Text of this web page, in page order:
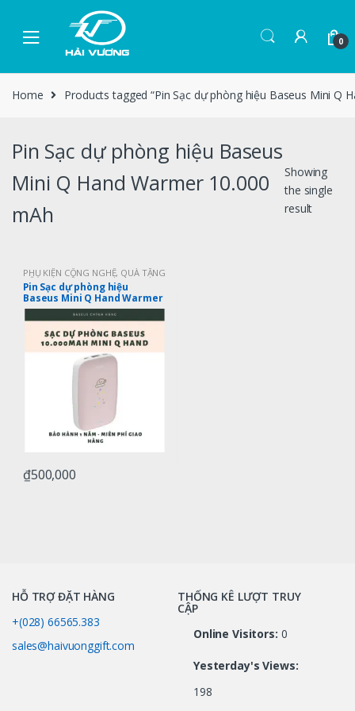
0
Home Products tagged “Pin Sạc dự phòng hiệu Baseus Mini Q
Pin Sạc dự phòng hiệu Baseus
Mini Q Hand Warmer 10.000
mAh
Showing
the single
result
PHỤ KIỆN CÔNG NGHỆ, QUÀ TẶNG
CÔNG NGHỆ
Pin Sạc dự phòng hiệu
Baseus Mini Q Hand Warmer
10.000 mAh
₫500,000
HỖ TRỢ ĐẶT HÀNG
+(028) 66565.383
sales@haivuonggift.com
THỐNG KÊ LƯỢT TRUY
CẬP
Online Visitors: 0
Yesterday's Views:
198